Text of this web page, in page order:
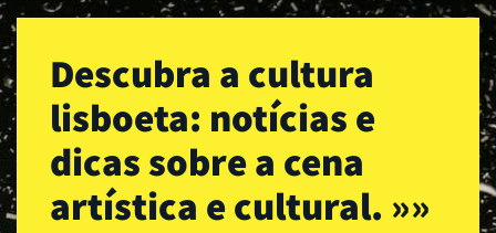
Descubra a cultura
lisboeta: notícias e
dicas sobre a cena
artística e cultural. »»